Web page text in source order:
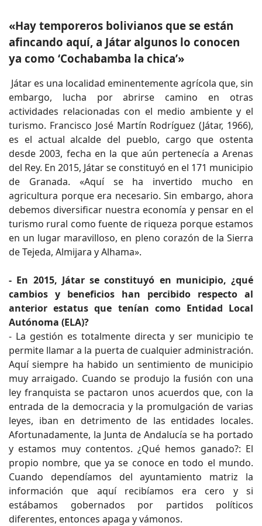
«Hay temporeros bolivianos que se están
afincando aquí, a Játar algunos lo conocen
ya como ‘Cochabamba la chica’»
Játar es una localidad eminentemente agrícola que, sin
embargo, lucha por abrirse camino en otras
actividades relacionadas con el medio ambiente y el
turismo. Francisco José Martín Rodríguez (Játar, 1966),
es el actual alcalde del pueblo, cargo que ostenta
desde 2003, fecha en la que aún pertenecía a Arenas
del Rey. En 2015, Játar se constituyó en el 171 municipio
de Granada. «Aquí se ha invertido mucho en
agricultura porque era necesario. Sin embargo, ahora
debemos diversificar nuestra economía y pensar en el
turismo rural como fuente de riqueza porque estamos
en un lugar maravilloso, en pleno corazón de la Sierra
de Tejeda, Almijara y Alhama».
- En 2015, Játar se constituyó en municipio, ¿qué
cambios y beneficios han percibido respecto al
anterior estatus que tenían como Entidad Local
Autónoma (ELA)?
- La gestión es totalmente directa y ser municipio te
permite llamar a la puerta de cualquier administración.
Aquí siempre ha habido un sentimiento de municipio
muy arraigado. Cuando se produjo la fusión con una
ley franquista se pactaron unos acuerdos que, con la
entrada de la democracia y la promulgación de varias
leyes, iban en detrimento de las entidades locales.
Afortunadamente, la Junta de Andalucía se ha portado
y estamos muy contentos. ¿Qué hemos ganado?: El
propio nombre, que ya se conoce en todo el mundo.
Cuando dependíamos del ayuntamiento matriz la
información que aquí recibíamos era cero y si
estábamos gobernados por partidos políticos
diferentes, entonces apaga y vámonos.